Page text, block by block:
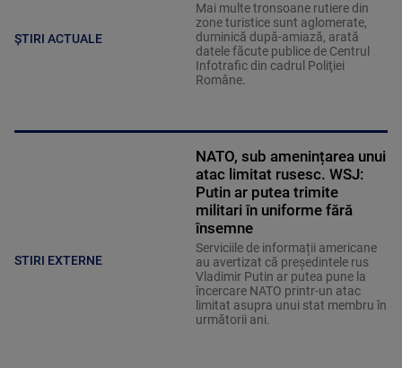
ȘTIRI ACTUALE
Mai multe tronsoane rutiere din
zone turistice sunt aglomerate,
duminică după-amiază, arată
datele făcute publice de Centrul
Infotrafic din cadrul Poliţiei
Române.
STIRI EXTERNE
NATO, sub amenințarea unui
atac limitat rusesc. WSJ:
Putin ar putea trimite
militari în uniforme fără
însemne
Serviciile de informații americane
au avertizat că președintele rus
Vladimir Putin ar putea pune la
încercare NATO printr-un atac
limitat asupra unui stat membru în
următorii ani.